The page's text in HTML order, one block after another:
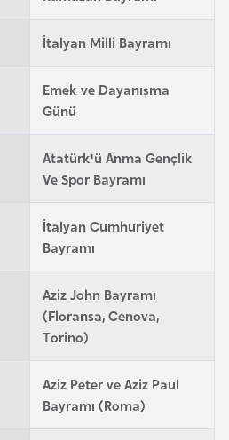
İtalyan Milli Bayramı
Emek ve Dayanışma
Günü
Atatürk'ü Anma Gençlik
Ve Spor Bayramı
İtalyan Cumhuriyet
Bayramı
Aziz John Bayramı
(Floransa, Cenova,
Torino)
Aziz Peter ve Aziz Paul
Bayramı (Roma)